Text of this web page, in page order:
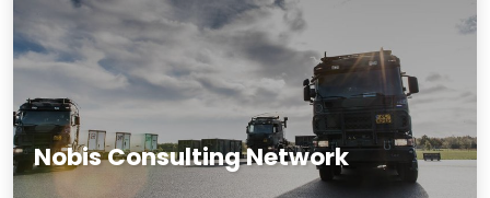
Nobis Consulting Network